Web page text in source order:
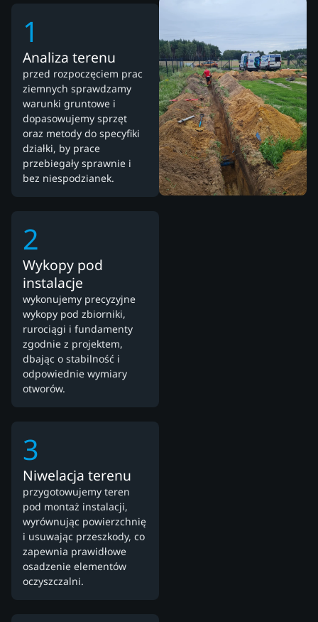
1
Analiza terenu
przed rozpoczęciem prac
ziemnych sprawdzamy
warunki gruntowe i
dopasowujemy sprzęt
oraz metody do specyfiki
działki, by prace
przebiegały sprawnie i
bez niespodzianek.
2
Wykopy pod
instalacje
wykonujemy precyzyjne
wykopy pod zbiorniki,
rurociągi i fundamenty
zgodnie z projektem,
dbając o stabilność i
odpowiednie wymiary
otworów.
3
Niwelacja terenu
przygotowujemy teren
pod montaż instalacji,
wyrównując powierzchnię
i usuwając przeszkody, co
zapewnia prawidłowe
osadzenie elementów
oczyszczalni.